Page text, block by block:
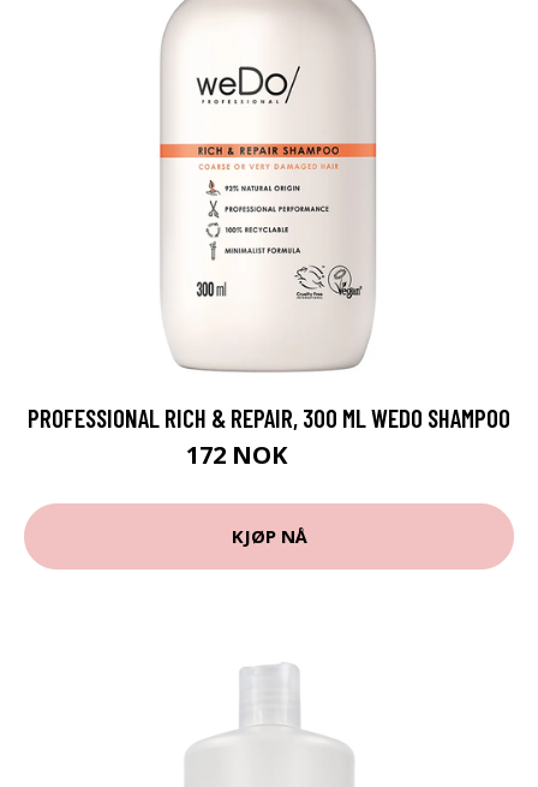
PROFESSIONAL RICH & REPAIR, 300 ML WEDO SHAMPOO
172 NOK
KJØP NÅ